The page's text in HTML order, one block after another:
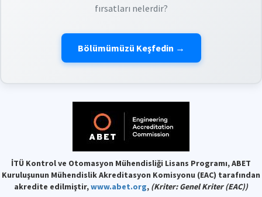
fırsatları nelerdir?
Bölümümüzü Keşfedin →
İTÜ Kontrol ve Otomasyon Mühendisliği Lisans Programı, ABET
Kuruluşunun Mühendislik Akreditasyon Komisyonu (EAC) tarafından
akredite edilmiştir,www.abet.org, (Kriter: Genel Kriter (EAC))